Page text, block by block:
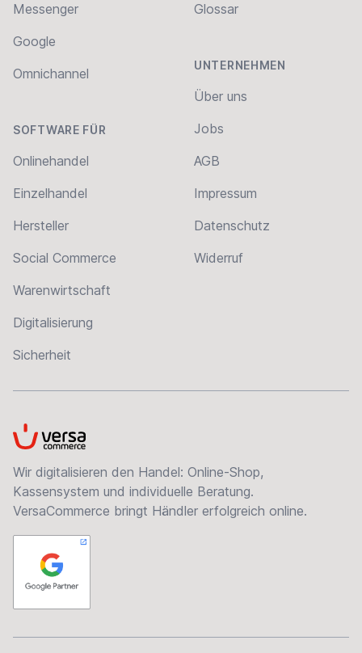
Messenger
Google
Omnichannel
SOFTWARE FÜR
Onlinehandel
Einzelhandel
Hersteller
Social Commerce
Warenwirtschaft
Digitalisierung
Sicherheit
Glossar
UNTERNEHMEN
Über uns
Jobs
AGB
Impressum
Datenschutz
Widerruf
VersaCommerce
Wir digitalisieren den Handel: Online-Shop,
Kassensystem und individuelle Beratung.
VersaCommerce bringt Händler erfolgreich online.